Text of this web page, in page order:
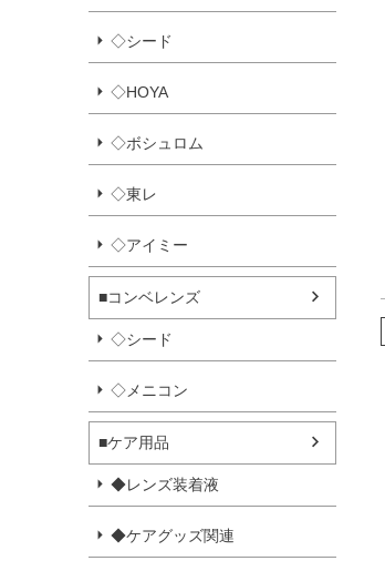
◇シード
◇HOYA
◇ボシュロム
◇東レ
◇アイミー
■コンベレンズ
◇シード
◇メニコン
■ケア用品
◆レンズ装着液
◆ケアグッズ関連